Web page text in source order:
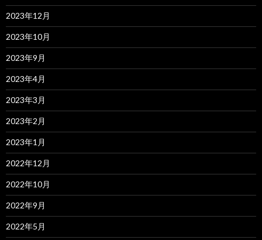
2023年12月
2023年10月
2023年9月
2023年4月
2023年3月
2023年2月
2023年1月
2022年12月
2022年10月
2022年9月
2022年5月